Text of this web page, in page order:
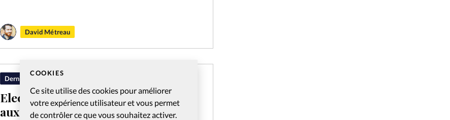
COOKIES
Ce site utilise des cookies pour améliorer
votre expérience utilisateur et vous permet
de contrôler ce que vous souhaitez activer.
David Métreau
Dernière nouvelle
Elections très serrées et sous tension
aux Etats-Unis